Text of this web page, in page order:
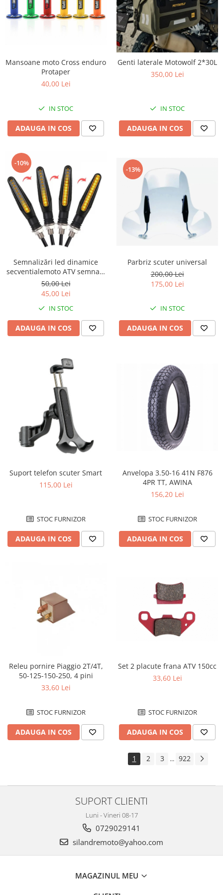
Cheie lant distributie
Intinzator lant
Supape
Garnituri / bucata
Semeringuri
Motor de schimb
Pistoane
Segmenti
Siguranta bolt
Prezoane/Suruburi
Set motor / chiuloase
Chiuloasa
Set motor
Sistem alimentare cu combustibil
Carburator complet
Conector alimentare combustibil
Cui ponto
Flansa admisie
Furtun benzina
Membrana carburator
Pompa benzina
Rezervor / Buson rezervor
Robinet benzina
Vacum benzina
Sistem lubrifiere motor
Pompa ulei
Sistem pornire
Capac pornire
Sistem racire motor
Angrenaj pompa apa
Capac racire motor
Semering pompa apa
Senzor
Suruburi si capace motor
Ulei 2T
PIESE BARCA & KART
Mansoane moto Cross enduro
Protaper
40,00 Lei
IN STOC
ADAUGA IN COS
Genti laterale Motowolf 2*30L
350,00 Lei
IN STOC
ADAUGA IN COS
-10%
Semnalizări led dinamice
secventialemoto ATV semnale
slim
50,00 Lei
45,00 Lei
IN STOC
ADAUGA IN COS
-13%
Parbriz scuter universal
200,00 Lei
175,00 Lei
IN STOC
ADAUGA IN COS
Suport telefon scuter Smart
115,00 Lei
STOC FURNIZOR
ADAUGA IN COS
Anvelopa 3.50-16 41N F876
4PR TT, AWINA
156,20 Lei
STOC FURNIZOR
ADAUGA IN COS
Releu pornire Piaggio 2T/4T,
50-125-150-250, 4 pini
33,60 Lei
STOC FURNIZOR
ADAUGA IN COS
Set 2 placute frana ATV 150cc
33,60 Lei
STOC FURNIZOR
ADAUGA IN COS
1 2 3 ... 922
SUPORT CLIENTI
Luni - Vineri 08-17
0729029141
silandremoto@yahoo.com
MAGAZINUL MEU